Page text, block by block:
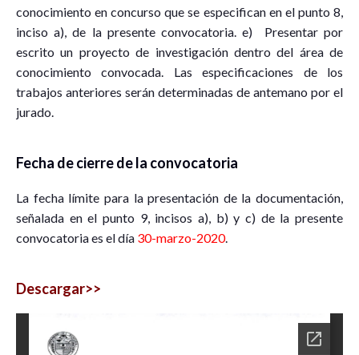
conocimiento en concurso que se especifican en el punto 8,
inciso a), de la presente convocatoria. e) Presentar por
escrito un proyecto de investigación dentro del área de
conocimiento convocada. Las especificaciones de los
trabajos anteriores serán determinadas de antemano por el
jurado.
Fecha de cierre de la convocatoria
La fecha límite para la presentación de la documentación,
señalada en el punto 9, incisos a), b) y c) de la presente
convocatoria es el día 30-marzo-2020.
Descargar>>